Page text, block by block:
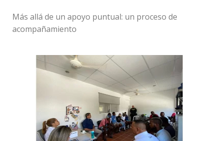
Más allá de un apoyo puntual: un proceso de
acompañamiento